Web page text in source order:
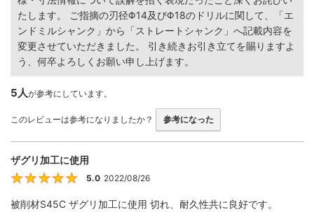
たします。 ご指摘の刃径Φ14及びΦ18のドリルに関して、「エ
ンドミルシャンク」から「ストレートシャンク」へ記載内容を
変更させていただきました。 引き続きお引き立てを賜りますよ
う、何卒よろしくお願い申し上げます。
5人が参考にしています。
このレビューは参考になりましたか？ 参考になった
ザグリ加工に使用
5
5.0 2022/08/26
被削材S45C ザグリ加工に使用 切れ、耐久性共に良好です。